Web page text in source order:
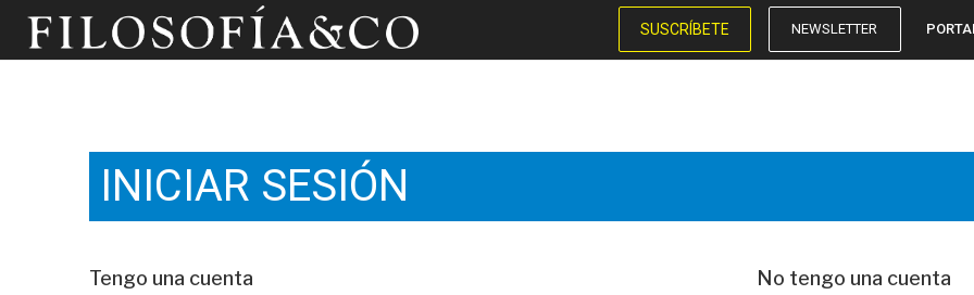
SUSCRÍBETE NEWSLETTER
INICIAR SESIÓN
Tengo una cuenta No tengo una cuenta